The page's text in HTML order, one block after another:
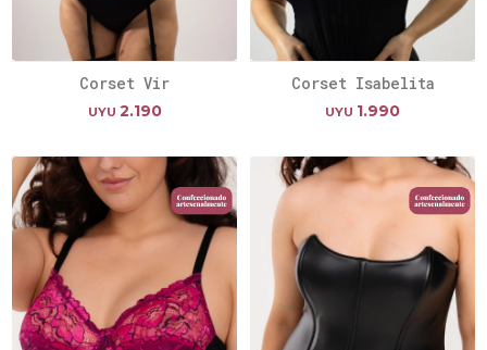
Corset Vir
UYU 2.190
Corset Isabelita
UYU 1.990